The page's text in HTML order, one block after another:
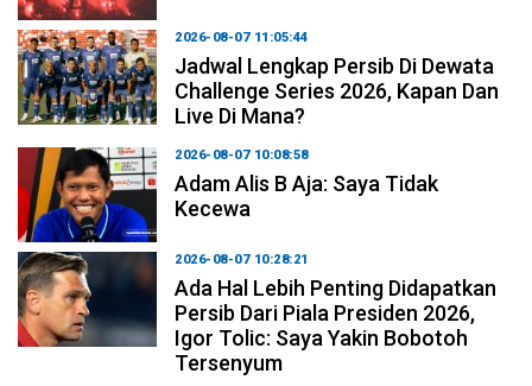
2026-08-07 11:05:44
Jadwal Lengkap Persib Di Dewata
Challenge Series 2026, Kapan Dan
Live Di Mana?
2026-08-07 10:08:58
Adam Alis B Aja: Saya Tidak
Kecewa
2026-08-07 10:28:21
Ada Hal Lebih Penting Didapatkan
Persib Dari Piala Presiden 2026,
Igor Tolic: Saya Yakin Bobotoh
Tersenyum